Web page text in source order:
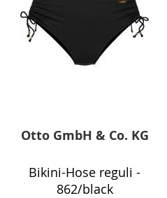
Otto GmbH & Co. KG
Bikini-Hose reguli -
862/black